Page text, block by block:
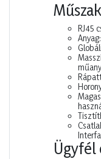
RJ45
Ügyfél